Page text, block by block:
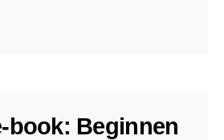
book: Beginnen